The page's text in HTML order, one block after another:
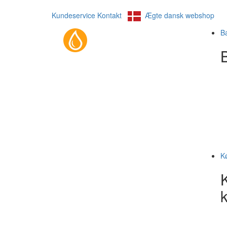
Kundeservice Kontakt
Ægte dansk webshop